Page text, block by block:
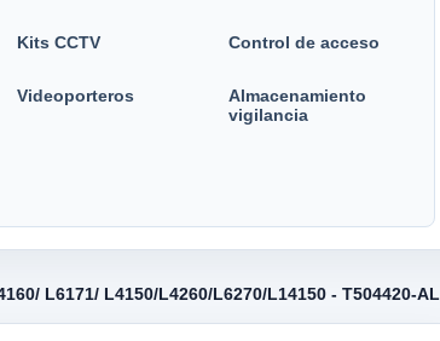
Kits CCTV Control de acceso
Videoporteros
Almacenamiento
vigilancia
L6171/ L4150/L4260/L6270/L14150 - T504420-AL